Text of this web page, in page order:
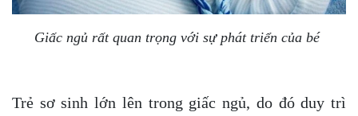
Giấc ngủ rất quan trọng với sự phát triển của bé
Trẻ sơ sinh lớn lên trong giấc ngủ, do đó duy trì